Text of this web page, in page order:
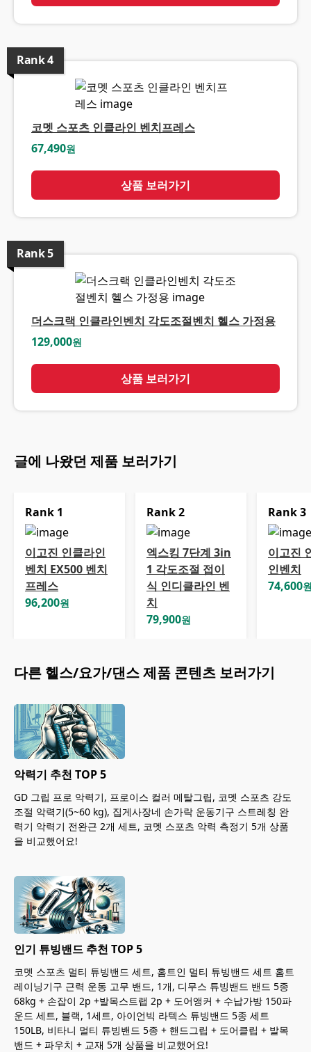
Rank4
코멧 스포츠 인클라인 벤치프레스
67,490원
상품 보러가기
Rank5
더스크랙 인클라인벤치 각도조절벤치 헬스 가정용
129,000원
상품 보러가기
글에 나왔던 제품 보러가기
Rank 1
이고진 인클라인
벤치 EX500 벤치
프레스
96,200원
Rank2
엑스킹 7단계 3in
1 각도조절 접이
식 인디클라인 벤
치
79,900원
Rank3
이고진
인벤치
74,600
다른 헬스/요가/댄스제품 콘텐츠 보러가기
악력기 추천 TOP 5
GD 그립 프로 악력기, 프로이스 컬러 메탈그립, 코멧 스포츠 강도
조절 악력기(5~60 kg), 집게사장네 손가락 운동기구 스트레칭 완
력기 악력기 전완근 2개 세트, 코멧 스포츠 악력 측정기 5개 상품
을 비교했어요!
인기 튜빙밴드 추천 TOP 5
코멧 스포츠 멀티 튜빙밴드 세트, 홈트인 멀티 튜빙밴드 세트 홈트
레이닝기구 근력 운동 고무 밴드, 1개, 디무스 튜빙밴드 밴드 5종
68kg + 손잡이 2p +발목스트랩 2p + 도어앵커 + 수납가방 150파
운드 세트, 블랙, 1세트, 아이언빅 라텍스 튜빙밴드 5종 세트
150LB, 비타니 멀티 튜빙밴드 5종 + 핸드그립 + 도어클립 + 발목
밴드 + 파우치 + 교재 5개 상품을 비교했어요!